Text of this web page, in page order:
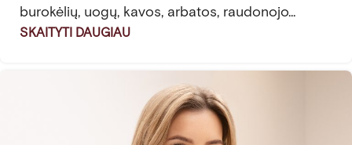
burokėlių, uogų, kavos, arbatos, raudonojo...
SKAITYTI DAUGIAU